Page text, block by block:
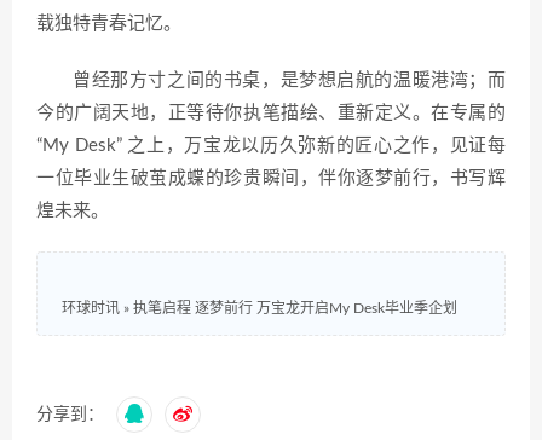
载独特青春记忆。​
曾经那方寸之间的书桌，是梦想启航的温暖港湾；而
今的广阔天地，正等待你执笔描绘、重新定义。在专属的
“My Desk” 之上，万宝龙以历久弥新的匠心之作，见证每
一位毕业生破茧成蝶的珍贵瞬间，伴你逐梦前行，书写辉
煌未来。
环球时讯 » 执笔启程 逐梦前行 万宝龙开启My Desk毕业季企划
分享到：